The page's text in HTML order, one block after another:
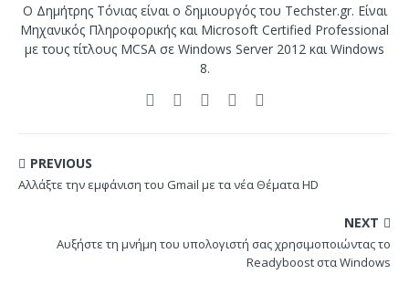
Ο Δημήτρης Τόνιας είναι ο δημιουργός του Techster.gr. Είναι
Μηχανικός Πληροφορικής και Microsoft Certified Professional
με τους τίτλους MCSA σε Windows Server 2012 και Windows
8.
PREVIOUS
Αλλάξτε την εμφάνιση του Gmail με τα νέα Θέματα HD
NEXT
Αυξήστε τη μνήμη του υπολογιστή σας χρησιμοποιώντας το
Readyboost στα Windows